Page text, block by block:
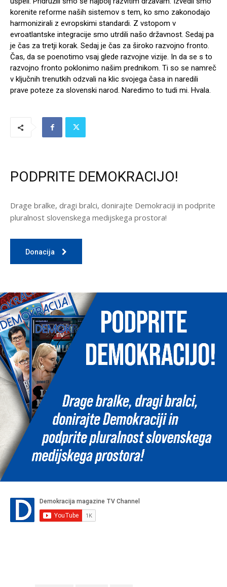
korenite reforme naših sistemov s tem, ko smo zakonodajo
harmonizirali z evropskimi standardi. Z vstopom v
evroatlantske integracije smo utrdili našo državnost. Sedaj pa
je čas za tretji korak. Sedaj je čas za široko razvojno fronto.
Čas, da se poenotimo vsaj glede razvojne vizije. In da se s to
razvojno fronto poklonimo našim prednikom. Ti so se namreč
v ključnih trenutkih odzvali na klic svojega časa in naredili
prave poteze za slovenski narod. Naredimo to tudi mi. Hvala.
PODPRITE DEMOKRACIJO!
Drage bralke, dragi bralci, donirajte Demokraciji in podprite
pluralnost slovenskega medijskega prostora!
Donacija